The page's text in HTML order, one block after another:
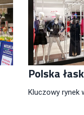
Polska
Kluczowy rynek